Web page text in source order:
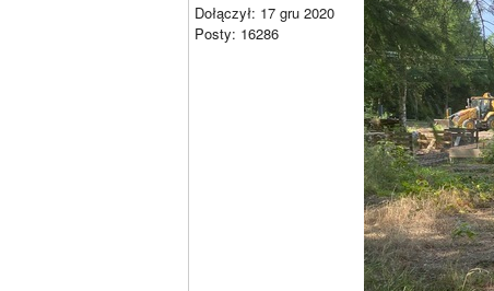
Dołączył: 17 gru 2020
Posty: 16286